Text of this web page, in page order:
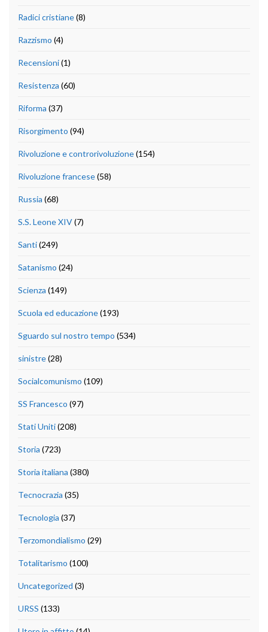
Radici cristiane(8)
Razzismo (4)
Recensioni(1)
Resistenza (60)
Riforma (37)
Risorgimento (94)
Rivoluzione e controrivoluzione(154)
Rivoluzione francese(58)
Russia (68)
S.S. Leone XIV(7)
Santi(249)
Satanismo (24)
Scienza (149)
Scuola ed educazione(193)
Sguardo sul nostro tempo (534)
sinistre(28)
Socialcomunismo (109)
SS Francesco (97)
Stati Uniti(208)
Storia (723)
Storia italiana (380)
Tecnocrazia (35)
Tecnologia (37)
Terzomondialismo (29)
Totalitarismo (100)
Uncategorized (3)
URSS (133)